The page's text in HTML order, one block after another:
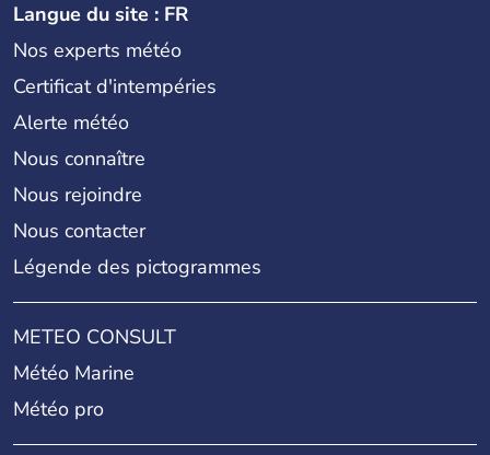
Langue du site : FR
Nos experts météo
Certificat d'intempéries
Alerte météo
Nous connaître
Nous rejoindre
Nous contacter
Légende des pictogrammes
METEO CONSULT
Météo Marine
Météo pro